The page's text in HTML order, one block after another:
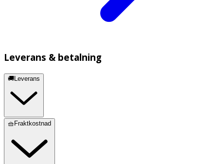
Leverans & betalning
🚚Leverans
🧺Fraktkostnad